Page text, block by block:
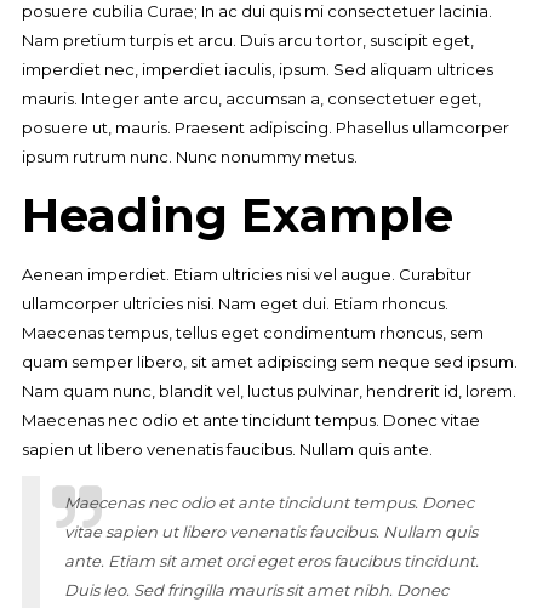
posuere cubilia Curae; In ac dui quis mi consectetuer lacinia.
Nam pretium turpis et arcu. Duis arcu tortor, suscipit eget,
imperdiet nec, imperdiet iaculis, ipsum. Sed aliquam ultrices
mauris. Integer ante arcu, accumsan a, consectetuer eget,
posuere ut, mauris. Praesent adipiscing. Phasellus ullamcorper
ipsum rutrum nunc. Nunc nonummy metus.
Heading Example
Aenean imperdiet. Etiam ultricies nisi vel augue. Curabitur
ullamcorper ultricies nisi. Nam eget dui. Etiam rhoncus.
Maecenas tempus, tellus eget condimentum rhoncus, sem
quam semper libero, sit amet adipiscing sem neque sed ipsum.
Nam quam nunc, blandit vel, luctus pulvinar, hendrerit id, lorem.
Maecenas nec odio et ante tincidunt tempus. Donec vitae
sapien ut libero venenatis faucibus. Nullam quis ante.
Maecenas nec odio et ante tincidunt tempus. Donec
vitae sapien ut libero venenatis faucibus. Nullam quis
ante. Etiam sit amet orci eget eros faucibus tincidunt.
Duis leo. Sed fringilla mauris sit amet nibh. Donec